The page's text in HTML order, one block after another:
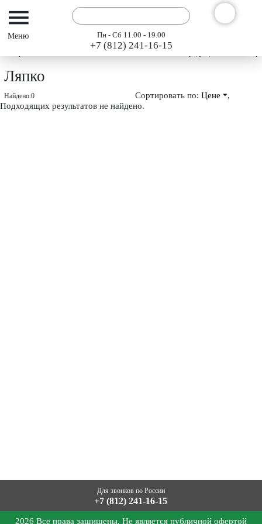
Пн - Сб 11.00 - 19.00
+7 (812) 241-16-15
Каталог
Ляпко
Найдено:0 Сортировать по: Цене
,
Подходящих результатов не найдено.
Для звонков по России
+7 (812) 241-16-15
2026 Все права защищены. Не является публичной офертой